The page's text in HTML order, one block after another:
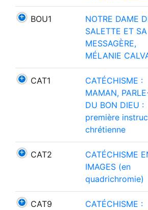
BOU1
NOTRE DAME
SALETTE ET SA
MESSAGÈRE,
MÉLANIE
CAT1
CATÉCHISME :
MAMAN,
DU BON DIEU :
première
chrétienne
CAT2
CATÉCHISME
IMAGES (en
quadrichromie)
CAT9
CATÉCHISME :